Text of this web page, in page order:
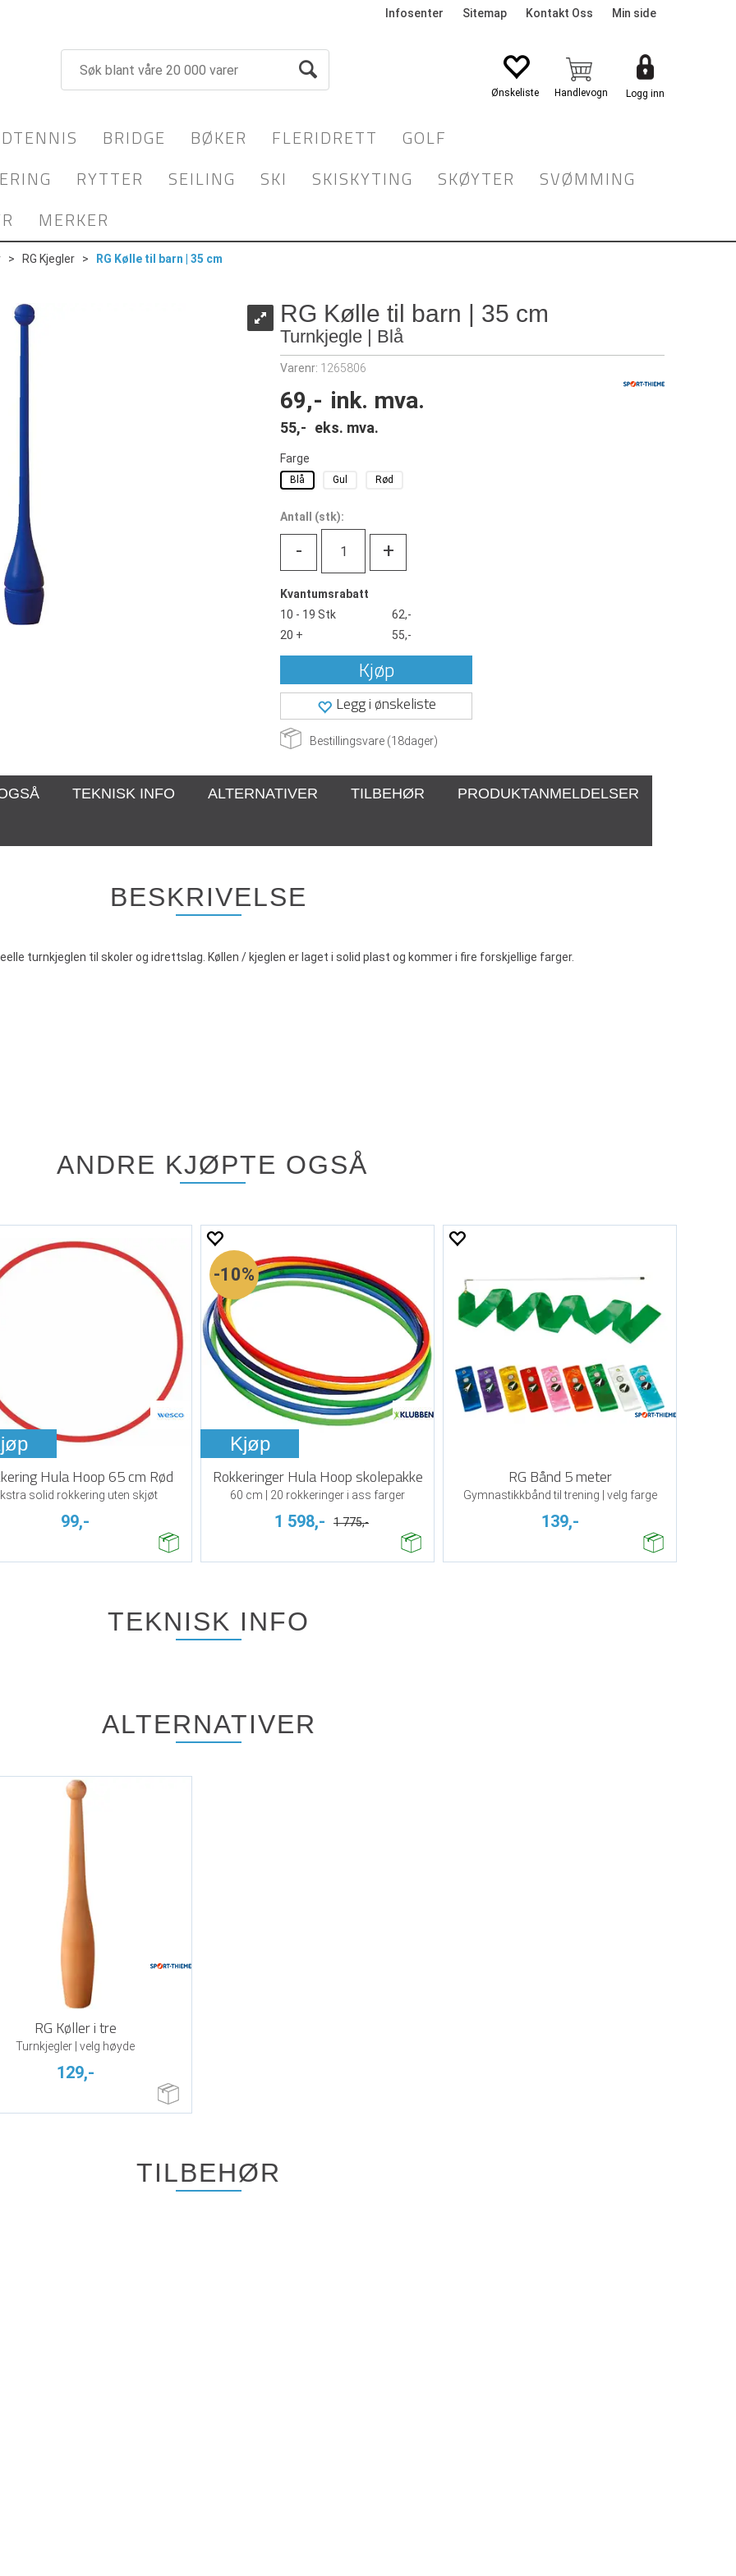
Infosenter Sitemap Kontakt Oss Min side
Logg inn
BRIDGE BØKER FLERIDRETT
GOLF
RYTTER SEILING SKI SKISKYTING SKØYTER
SVØMMING
MERKER
> RG Kjegler > RG Kølle til barn | 35 cm
RG Kølle til barn | 35 cm
Turnkjegle | Blå
Varenr: 1265806
69,- ink. mva.
55,- eks. mva.
Farge
Blå Gul Rød
Antall (stk):
- +
Kvantumsrabatt
10 - 19 Stk
62,-
20 +
55,-
Kjøp
Legg i ønskeliste
Bestillingsvare (18dager)
TEKNISK INFO ALTERNATIVER TILBEHØR PRODUKTANMELDELSER
BESKRIVELSE
turnkjeglen til skoler og idrettslag. Køllen / kjeglen er laget i solid plast og kommer i fire forskjellige farger.
ANDRE KJØPTE OGSÅ
Hula Hoop 65 cm Rød
solid rokkering uten skjøt
99,-
Kjøp
10%
Rokkeringer Hula Hoop skolepakke
60 cm | 20 rokkeringer i ass farger
1 598,- 1 775,-
RG Bånd 5 meter
Gymnastikkbånd til trening | velg farge
139,-
TEKNISK INFO
ALTERNATIVER
RG Køller i tre
Turnkjegler | velg høyde
129,-
TILBEHØR